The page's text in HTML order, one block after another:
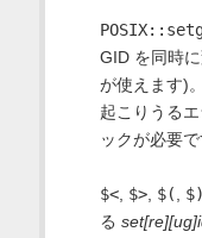
GID を同時
が使えます)。
起こりうる
ックが必要で
$<, $>, $(, $)
る